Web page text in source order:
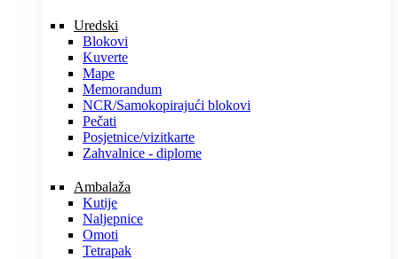
Uredski
Blokovi
Kuverte
Mape
Memorandum
NCR/Samokopirajući blokovi
Pečati
Posjetnice/vizitkarte
Zahvalnice - diplome
Ambalaža
Kutije
Naljepnice
Omoti
Tetrapak